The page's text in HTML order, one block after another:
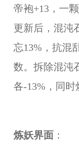
帝袍+13，一
更新后，混沌
忘13%，抗混
数。拆除混沌
各-13%，同时
炼妖界面 ：